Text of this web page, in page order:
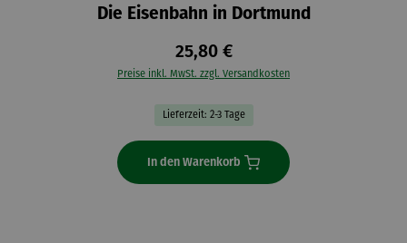
Die Eisenbahn in Dortmund
25,80 €
Preise inkl. MwSt. zzgl. Versandkosten
Lieferzeit: 2-3 Tage
In den Warenkorb